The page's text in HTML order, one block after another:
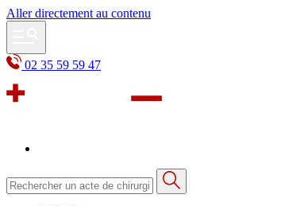
Aller directement au contenu
02 35 59 59 47